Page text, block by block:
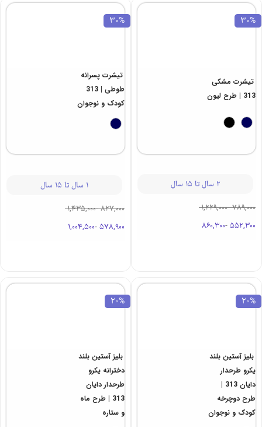
30%
تیشرت مشکی
313 | طرح لیون
2 سال تا 15 سال
789,000
-
1,229,000
552,300
-
860,300
30%
تیشرت پسرانه
طوطی | 313
کودک و نوجوان
1 سال تا 15 سال
827,000
-
1,435,000
578,900
-
1,004,500
20%
بلیز آستین بلند
یکرو طرحدار
دایان 313 |
طرح دوچرخه
کودک و نوجوان
20%
بلیز آستین بلند
دخترانه یکرو
طرحدار دایان
313 | طرح ماه
و ستاره